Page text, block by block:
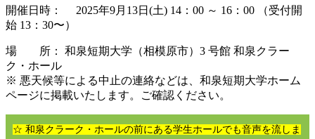
開催日時： 2025年9月13日(土) 14：00 ～ 16：00 （受付開
始 13：30〜）
場 所： 和泉短期大学（相模原市）3 号館 和泉クラー
ク・ホール
※ 悪天候等による中止の連絡などは、和泉短期大学ホーム
ページに掲載いたします。ご確認ください。
☆ 和泉クラーク・ホールの前に ある学生ホールでも音声を流しま